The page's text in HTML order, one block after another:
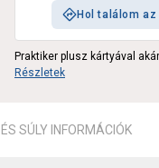
Hol találom az
Praktiker plusz kártyával
Részletek
SÚLY INFORMÁCIÓK